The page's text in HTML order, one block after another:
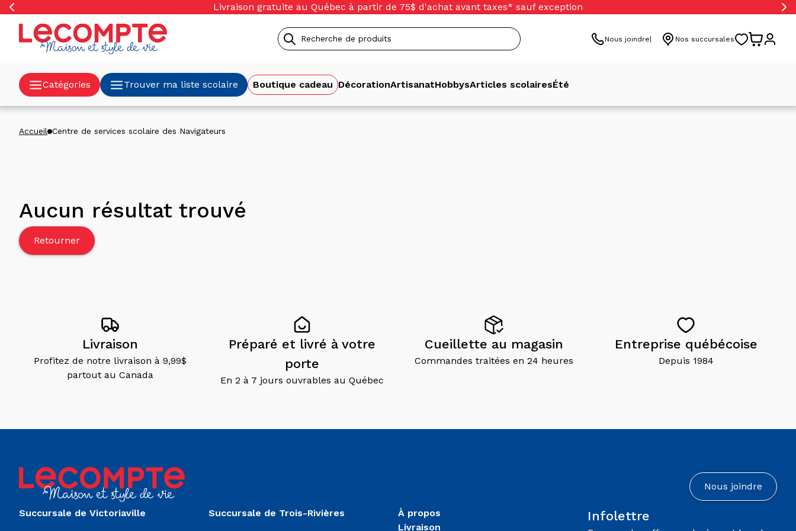
Livraison gratuite au Québec à partir de 75$ d'achat avant taxes* sauf exception
Merci de supporter une entreprise familiale québécoise!
produits
Nous joindre Nos succursales
Catégories Trouver ma liste scolaire Boutique cadeau DécorationArtisanatHobbysArticles scolairesÉté
Accueil Centre de services scolaire des Navigateurs
Aucun résultat trouvé
Retourner
Livraison
Profitez de notre livraison à 9,99$
partout au Canada
Préparé et livré à votre
porte
En 2 à 7 jours ouvrables au Québec
Cueillette au magasin
Commandes traitées en 24 heures
Entreprise québécoise
Depuis 1984
Nous joindre
Succursale de Victoriaville Succursale de Trois-Rivières
À propos
Livraison
Infolettre